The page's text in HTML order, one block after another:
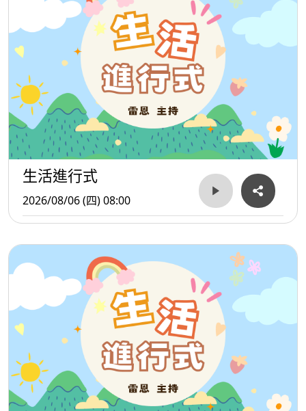
生活進行式
2026/08/06 (四) 08:00